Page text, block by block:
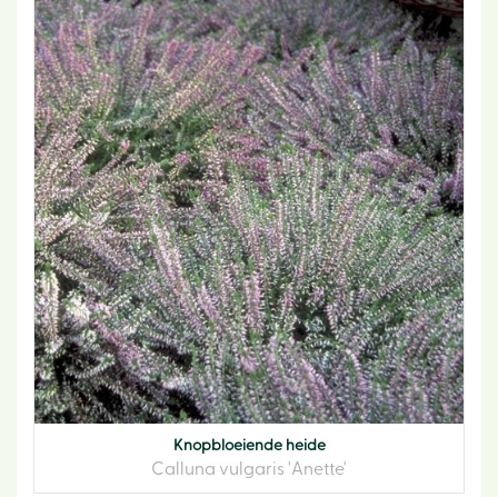
Knopbloeiende heide
Calluna vulgaris 'Anette'